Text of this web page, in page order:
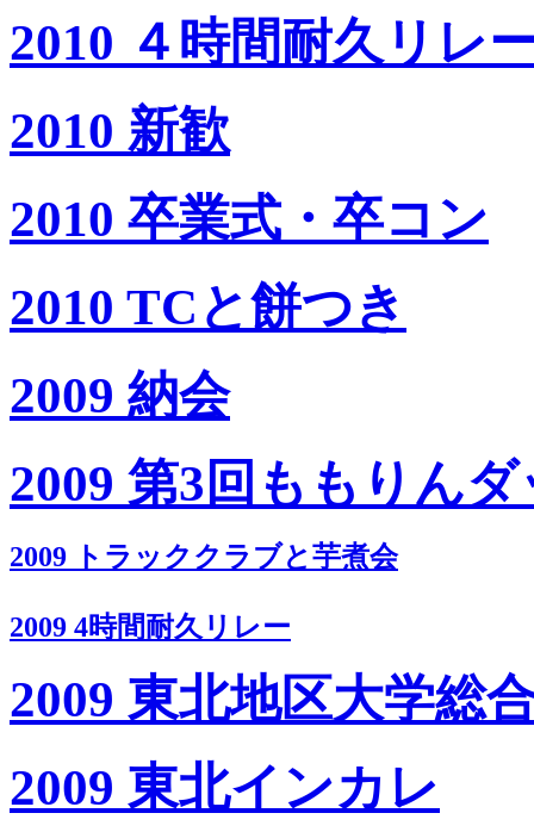
2010 ４時間耐久リレ
2010 新歓
2010 卒業式・卒コン
2010 TCと餅つき
2009 納会
2009 第3回ももりん
2009 トラッククラブと芋煮会
2009 4時間耐久リレー
2009 東北地区大学総
2009 東北インカレ